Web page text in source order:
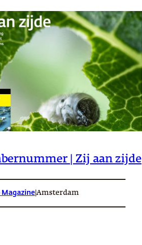
| Zij aan zijde
Magazine Amsterdam